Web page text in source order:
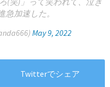
急加速した。
May 9, 2022
Twitterでシェア